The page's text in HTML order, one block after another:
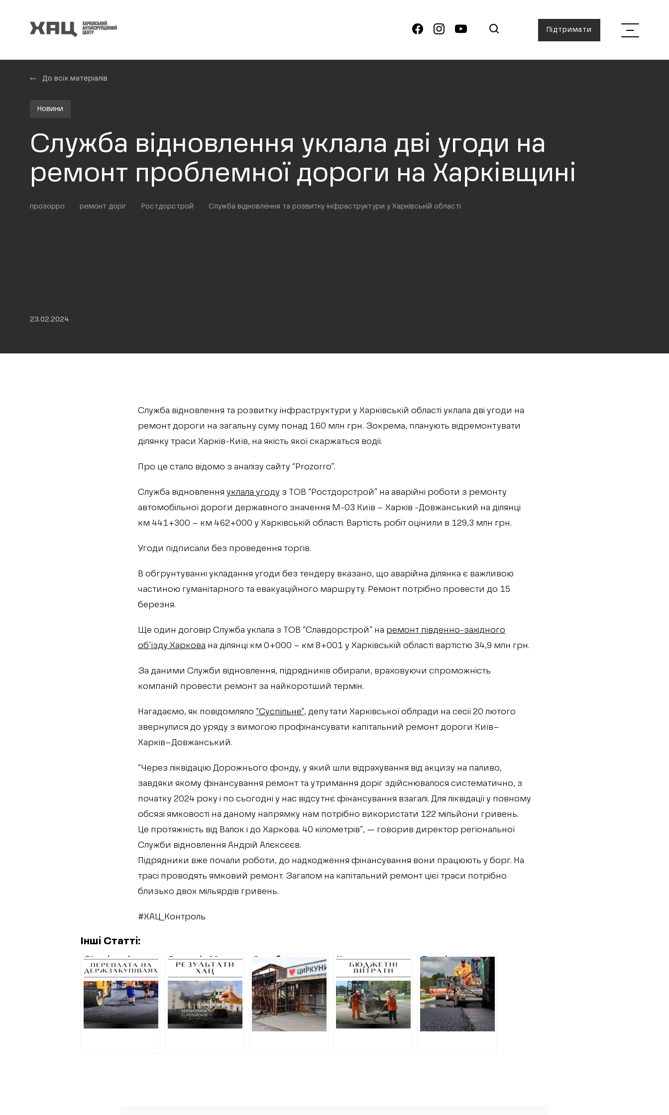
Підтримати
До всіх матеріалів
Новини
Служба відновлення уклала дві угоди на
ремонт проблемної дороги на Харківщині
прозорро ремонт доріг Ростдорстрой Служба відновлення та розвитку інфраструктури у Харківській області
23.02.2024
Служба відновлення та розвитку інфраструктури у Харківській області уклала дві угоди на
ремонт дороги на загальну суму понад 160 млн грн. Зокрема, планують відремонтувати
ділянку траси Харків-Київ, на якість якої скаржаться водії.
Про це стало відомо з аналізу сайту “Prozorro”.
Служба відновлення уклала угоду з ТОВ “Ростдорстрой” на аварійні роботи з ремонту
автомобільної дороги державного значення М-03 Київ – Харків -Довжанський на ділянці
км 441+300 – км 462+000 у Харківській області. Вартість робіт оцінили в 129,3 млн грн.
Угоди підписали без проведення торгів.
В обгрунтуванні укладання угоди без тендеру вказано, що аварійна ділянка є важливою
частиною гуманітарного та евакуаційного маршруту. Ремонт потрібно провести до 15
березня.
Ще один договір Служба уклала з ТОВ “Славдорстрой” на ремонт південно-західного
об’їзду Харкова на ділянці км 0+000 – км 8+001 у Харківській області вартістю 34,9 млн грн.
За даними Служби відновлення, підрядників обирали, враховуючи спроможність
компаній провести ремонт за найкоротший термін.
Нагадаємо, як повідомляло “Суспільне”, депутати Харківської облради на сесії 20 лютого
звернулися до уряду з вимогою профінансувати капітальний ремонт дороги Київ–
Харків–Довжанський.
“Через ліквідацію Дорожнього фонду, у який шли відрахування від акцизу на паливо,
завдяки якому фінансування ремонт та утримання доріг здійснювалося систематично, з
початку 2024 року і по сьогодні у нас відсутнє фінансування взагалі. Для ліквідації у повному
обсязі ямковості на даному напрямку нам потрібно використати 122 мільйони гривень.
Це протяжність від Валок і до Харкова. 40 кілометрів”, — говорив директор регіональної
Служби відновлення Андрій Алєксєєв.
Підрядники вже почали роботи, до надходження фінансування вони працюють у борг. На
трасі проводять ямковий ремонт. Загалом на капітальний ремонт цієї траси потрібно
близько двох мільярдів гривень.
#ХАЦ_Контроль
Інші Статті:
“Харківські
теплові мережі”
заплатили за
асфальт за вдвічі
завищеними
цінами
Економія 11
мільйонів –
ефект першого
тендеру Служби
відновлення на
Харківщині після
зауважень ХАЦ
Служба
відновлення
замовила
концепцію
відновлення
Циркунів
На утримання
доріг на
Харківщині на три
роки потрібно
понад вісім
мільярдів гривень
Два мільярда на
ремонт доріг на
Харківщині:
підрядники та
нова непрозора
схема